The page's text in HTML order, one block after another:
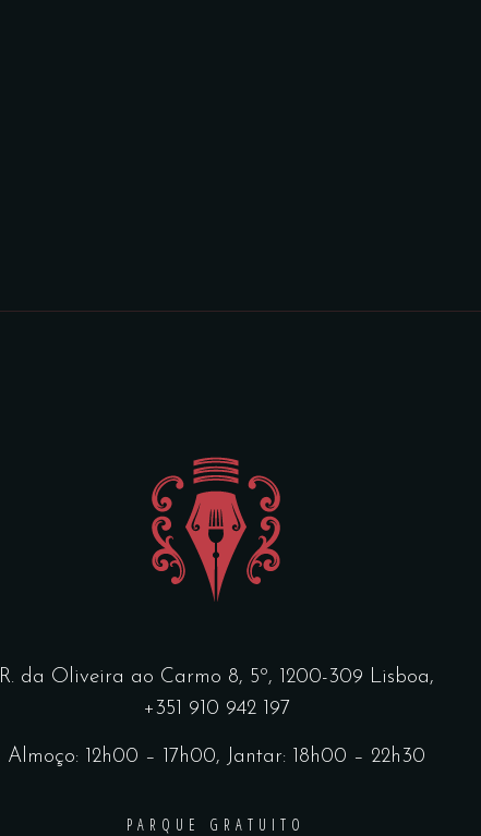
R. da Oliveira ao Carmo 8, 5º, 1200-309 Lisboa,
+351 910 942 197
Almoço: 12h00 – 17h00, Jantar: 18h00 – 22h30
PARQUE GRATUITO